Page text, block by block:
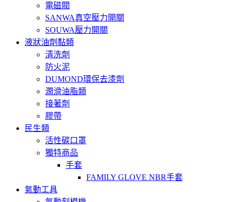
電磁閥
SANWA真空壓力開關
SOUWA壓力開關
液狀油劑黏類
清洗劑
防火泥
DUMOND環保去漆劑
潤滑油脂類
接著劑
膠帶
民生類
活性碳口罩
獨特商品
手套
FAMILY GLOVE NBR手套
氣動工具